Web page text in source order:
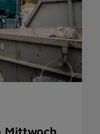
Mittwoch